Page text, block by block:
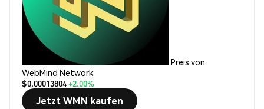
Preis von
WebMind Network
$0.00013804+2.00%
Jetzt WMN kaufen